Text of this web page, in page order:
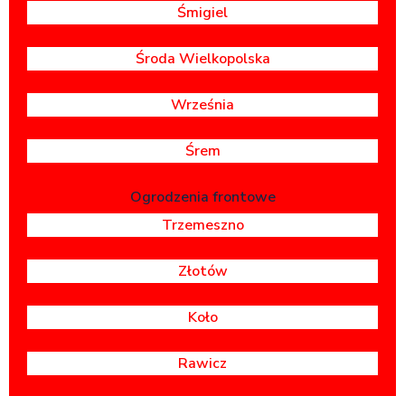
Śmigiel
Środa Wielkopolska
Września
Śrem
Ogrodzenia frontowe
Trzemeszno
Złotów
Koło
Rawicz